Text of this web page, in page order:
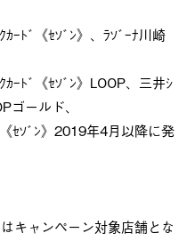
ｰﾄﾞ《ｾｿﾞﾝ》、ﾗｿﾞｰﾅ川崎
ｾｿﾞﾝ》LOOP、三井ｼ
ゴールド、
》2019年4月以降に発
ャンペーン対象店舗とな